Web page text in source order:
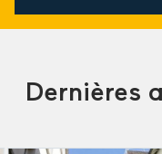
Dernières